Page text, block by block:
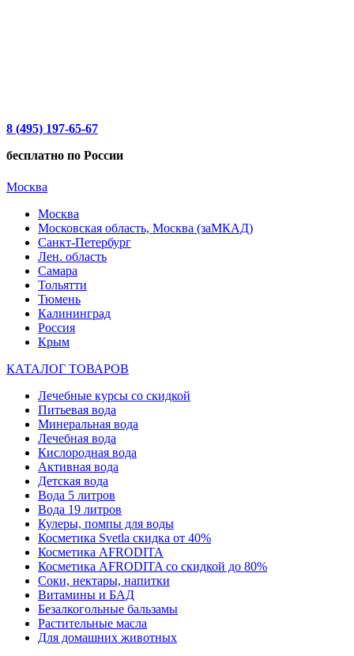
8 (495) 197-65-67
бесплатно по России
Москва
Москва
Московская область, Москва (заМКАД)
Санкт-Петербург
Лен. область
Самара
Тольятти
Тюмень
Калининград
Россия
Крым
КАТАЛОГ ТОВАРОВ
Лечебные курсы со скидкой
Питьевая вода
Минеральная вода
Лечебная вода
Кислородная вода
Активная вода
Детская вода
Вода 5 литров
Вода 19 литров
Кулеры, помпы для воды
Косметика Svetla скидка от 40%
Косметика AFRODITA
Косметика AFRODITA со скидкой до 80%
Соки, нектары, напитки
Витамины и БАД
Безалкогольные бальзамы
Растительные масла
Для домашних животных